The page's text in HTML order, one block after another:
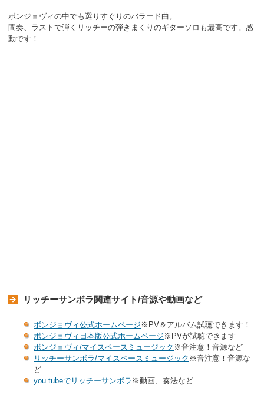
ボンジョヴィの中でも選りすぐりのバラード曲。
間奏、ラストで弾くリッチーの弾きまくりのギターソロも最高です。感
動です！
リッチーサンボラ関連サイト/音源や動画など
ボンジョヴィ公式ホームページ ※PV＆アルバム試聴できます！
ボンジョヴィ日本版公式ホームページ ※PVが試聴できます
ボンジョヴィ/マイスペースミュージック ※音注意！音源など
リッチーサンボラ/マイスペースミュージック ※音注意！音源な
ど
you tubeでリッチーサンボラ ※動画、奏法など